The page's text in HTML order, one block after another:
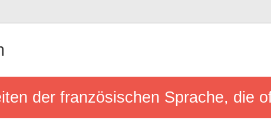
der französischen Sprache, die